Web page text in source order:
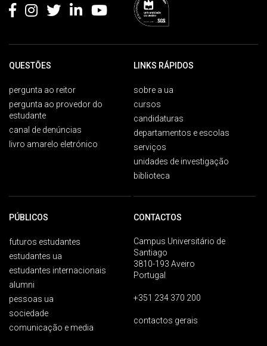
QUESTÕES
pergunta ao reitor
pergunta ao provedor do
estudante
canal de denúncias
livro amarelo eletrónico
LINKS RÁPIDOS
sobre a ua
cursos
candidaturas
departamentos e escolas
serviços
unidades de investigação
biblioteca
PÚBLICOS
futuros estudantes
estudantes ua
estudantes internacionais
alumni
pessoas ua
sociedade
comunicação e media
CONTACTOS
Campus Universitário de
Santiago
3810-193 Aveiro
Portugal
+351 234 370 200
contactos gerais